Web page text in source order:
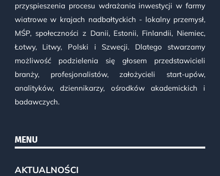
przyspieszenia procesu wdrażania inwestycji w farmy
wiatrowe w krajach nadbałtyckich - lokalny przemysł,
MŚP, społeczności z Danii, Estonii, Finlandii, Niemiec,
Łotwy, Litwy, Polski i Szwecji. Dlatego stwarzamy
możliwość podzielenia się głosem przedstawicieli
branży, profesjonalistów, założycieli start-upów,
analityków, dziennikarzy, ośrodków akademickich i
badawczych.
MENU
AKTUALNOŚCI